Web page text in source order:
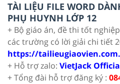
TÀI LIỆU FILE WORD
PHỤ HUYNH LỚP 12
+ Bộ giáo án, đề thi tốt
các trường có lời giải chi tiết
https://
+ Hỗ trợ zalo: VietJack
+ Tổng đài hỗ trợ đăng ký :